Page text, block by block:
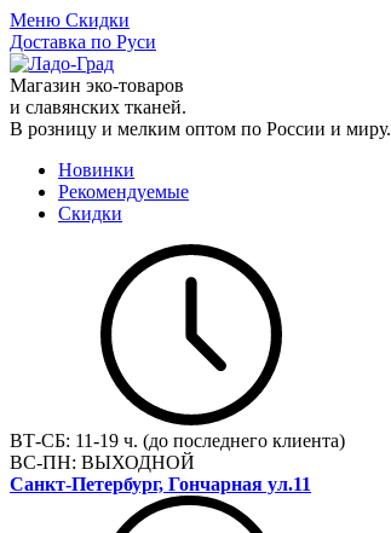
Меню Скидки
Доставка по Руси
Магазин эко-товаров
и славянских тканей.
В розницу и мелким оптом по России и миру.
Новинки
Рекомендуемые
Скидки
ВТ-СБ: 11-19 ч. (до последнего клиента)
ВС-ПН: ВЫХОДНОЙ
Санкт-Петербург, Гончарная ул.11